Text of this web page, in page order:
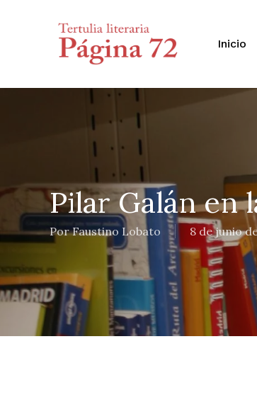
Inicio
Pilar Galán en
Por Faustino Lobato 8 de junio